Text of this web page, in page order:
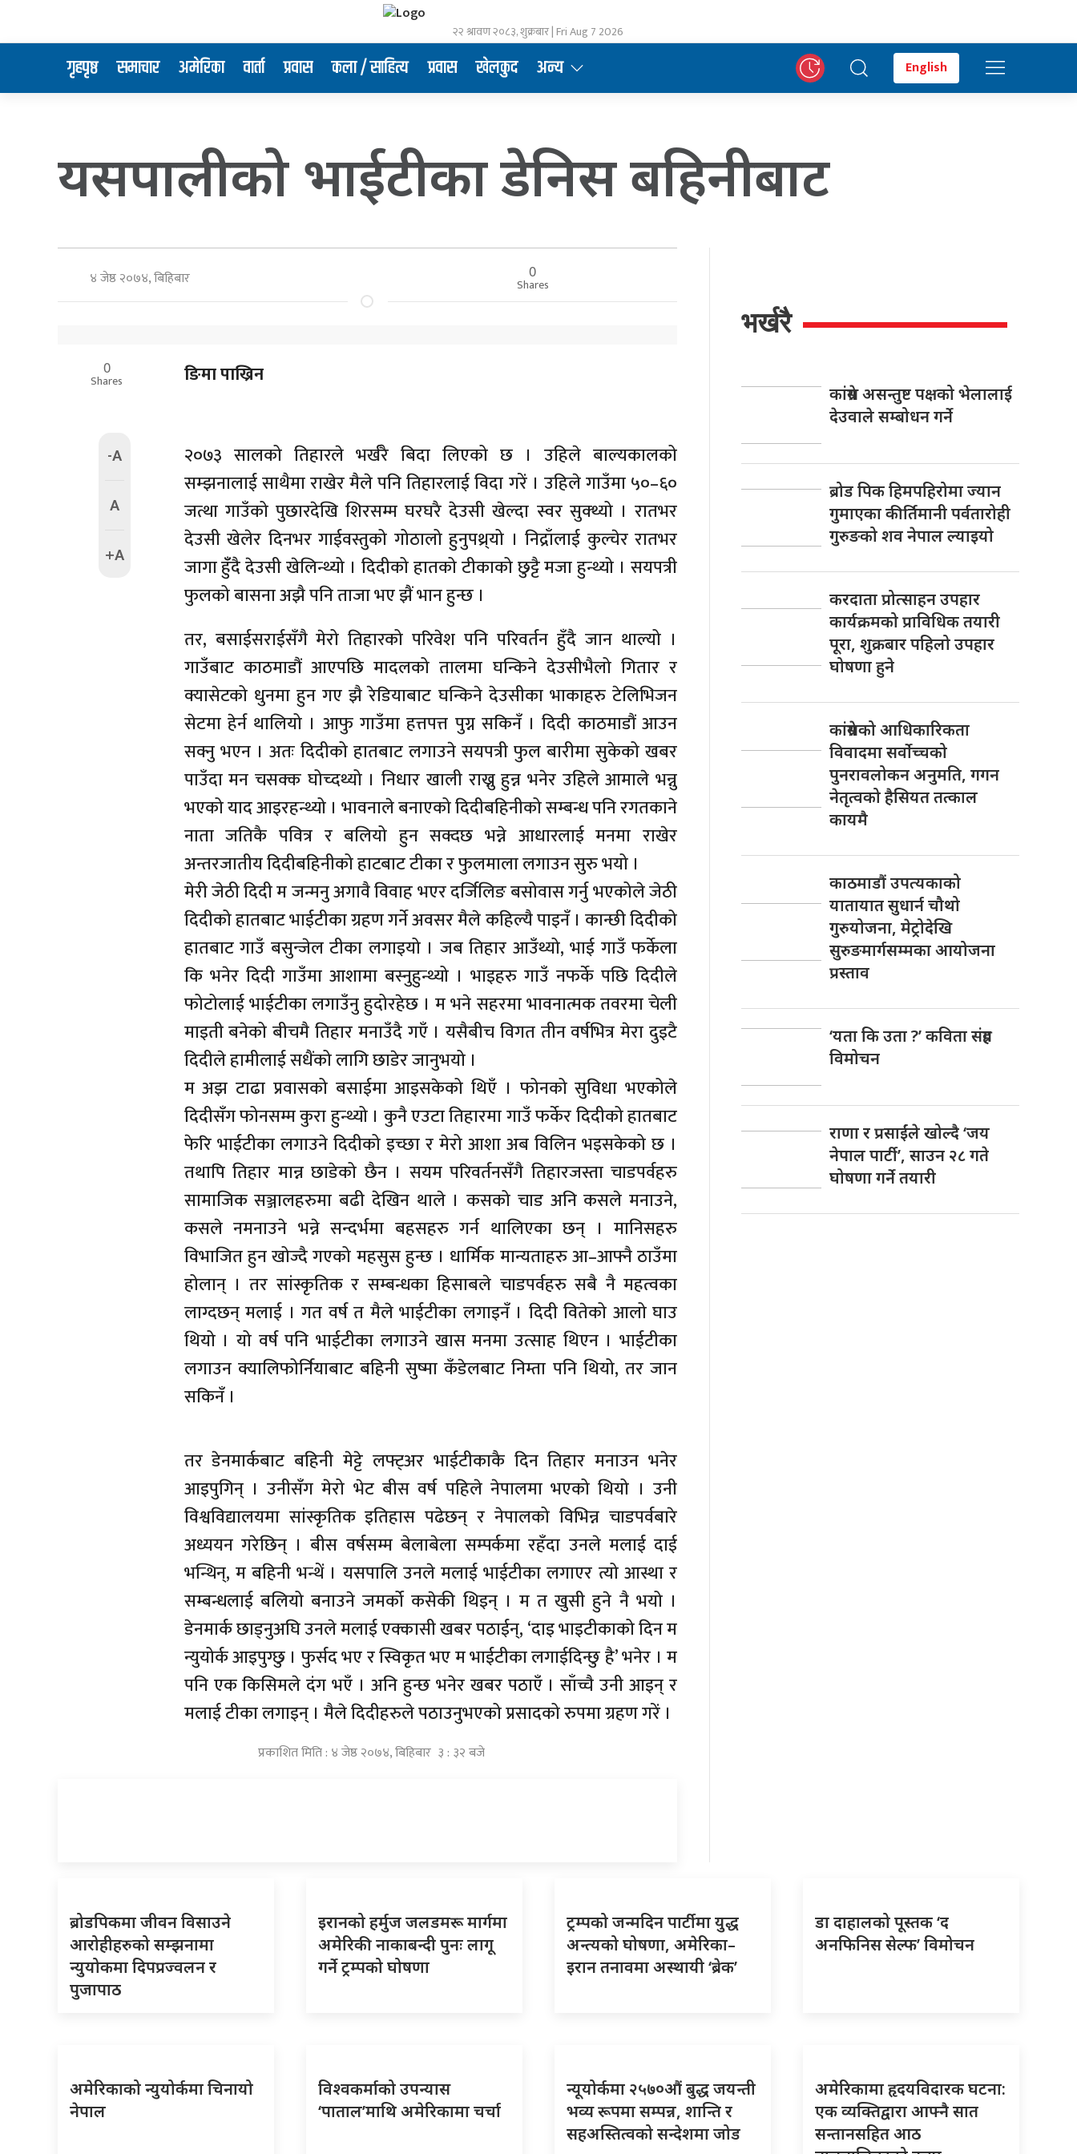
२२ श्रावण २०८३, शुक्रबार | Fri Aug 7 2026
गृहपृष्ठ समाचार अमेरिका वार्ता प्रवास कला / साहित्य प्रवास खेलकुद अन्य English
यसपालीको भाईटीका डेनिस बहिनीबाट
४ जेष्ठ २०७४, बिहिबार 0
Shares
0
Shares
-A
A
+A
ङिमा पाख्रिन
२०७३ सालको तिहारले भर्खरै बिदा लिएको छ । उहिले बाल्यकालको
सम्झनालाई साथैमा राखेर मैले पनि तिहारलाई विदा गरें । उहिले गाउँमा ५०–६०
जत्था गाउँको पुछारदेखि शिरसम्म घरघरै देउसी खेल्दा स्वर सुक्थ्यो । रातभर
देउसी खेलेर दिनभर गाईवस्तुको गोठालो हुनुपथ्र्यो । निद्राँलाई कुल्चेर रातभर
जागा हुँँदै देउसी खेलिन्थ्यो । दिदीको हातको टीकाको छुट्टै मजा हुन्थ्यो । सयपत्री
फुलको बासना अझै पनि ताजा भए झैं भान हुन्छ ।
तर, बसाईसराईसँगै मेरो तिहारको परिवेश पनि परिवर्तन हुँदै जान थाल्यो ।
गाउँबाट काठमाडौं आएपछि मादलको तालमा घन्किने देउसीभैलो गितार र
क्यासेटको धुनमा हुन गए झै रेडियाबाट घन्किने देउसीका भाकाहरु टेलिभिजन
सेटमा हेर्न थालियो । आफु गाउँमा हत्तपत्त पुग्न सकिनँ । दिदी काठमाडौं आउन
सक्नु भएन । अतः दिदीको हातबाट लगाउने सयपत्री फुल बारीमा सुकेको खबर
पाउँदा मन चसक्क घोच्दथ्यो । निधार खाली राख्नु हुन्न भनेर उहिले आमाले भन्नु
भएको याद आइरहन्थ्यो । भावनाले बनाएको दिदीबहिनीको सम्बन्ध पनि रगतकाने
नाता जतिकै पवित्र र बलियो हुन सक्दछ भन्ने आधारलाई मनमा राखेर
अन्तरजातीय दिदीबहिनीको हाटबाट टीका र फुलमाला लगाउन सुरु भयो ।
मेरी जेठी दिदी म जन्मनु अगावै विवाह भएर दर्जिलिङ बसोवास गर्नु भएकोले जेठी
दिदीको हातबाट भाईटीका ग्रहण गर्ने अवसर मैले कहिल्यै पाइनँ । कान्छी दिदीको
हातबाट गाउँ बसुन्जेल टीका लगाइयो । जब तिहार आउँथ्यो, भाई गाउँ फर्केला
कि भनेर दिदी गाउँमा आशामा बस्नुहुन्थ्यो । भाइहरु गाउँ नफर्के पछि दिदीले
फोटोलाई भाईटीका लगाउँनु हुदोरहेछ । म भने सहरमा भावनात्मक तवरमा चेली
माइती बनेको बीचमै तिहार मनाउँदै गएँ । यसैबीच विगत तीन वर्षभित्र मेरा दुइटै
दिदीले हामीलाई सधैंको लागि छाडेर जानुभयो ।
म अझ टाढा प्रवासको बसाईमा आइसकेको थिएँ । फोनको सुविधा भएकोले
दिदीसँग फोनसम्म कुरा हुन्थ्यो । कुनै एउटा तिहारमा गाउँ फर्केर दिदीको हातबाट
फेरि भाईटीका लगाउने दिदीको इच्छा र मेरो आशा अब विलिन भइसकेको छ ।
तथापि तिहार मान्न छाडेको छैन । सयम परिवर्तनसँगै तिहारजस्ता चाडपर्वहरु
सामाजिक सञ्जालहरुमा बढी देखिन थाले । कसको चाड अनि कसले मनाउने,
कसले नमनाउने भन्ने सन्दर्भमा बहसहरु गर्न थालिएका छन् । मानिसहरु
विभाजित हुन खोज्दै गएको महसुस हुन्छ । धार्मिक मान्यताहरु आ–आफ्नै ठाउँमा
होलान् । तर सांस्कृतिक र सम्बन्धका हिसाबले चाडपर्वहरु सबै नै महत्वका
लाग्दछन् मलाई । गत वर्ष त मैले भाईटीका लगाइनँ । दिदी वितेको आलो घाउ
थियो । यो वर्ष पनि भाईटीका लगाउने खास मनमा उत्साह थिएन । भाईटीका
लगाउन क्यालिफोर्नियाबाट बहिनी सुष्मा कँडेलबाट निम्ता पनि थियो, तर जान
सकिनँ ।
तर डेनमार्कबाट बहिनी मेट्टे लफ्ट्अर भाईटीकाकै दिन तिहार मनाउन भनेर
आइपुगिन् । उनीसँग मेरो भेट बीस वर्ष पहिले नेपालमा भएको थियो । उनी
विश्वविद्यालयमा सांस्कृतिक इतिहास पढेछन् र नेपालको विभिन्न चाडपर्वबारे
अध्ययन गरेछिन् । बीस वर्षसम्म बेलाबेला सम्पर्कमा रहँदा उनले मलाई दाई
भन्थिन्, म बहिनी भन्थें । यसपालि उनले मलाई भाईटीका लगाएर त्यो आस्था र
सम्बन्धलाई बलियो बनाउने जमर्को कसेकी थिइन् । म त खुसी हुने नै भयो ।
डेनमार्क छाड्नुअघि उनले मलाई एक्कासी खबर पठाईन्, ‘दाइ भाइटीकाको दिन म
न्युयोर्क आइपुग्छु । फुर्सद भए र स्विकृत भए म भाईटीका लगाईदिन्छु है’ भनेर । म
पनि एक किसिमले दंग भएँ । अनि हुन्छ भनेर खबर पठाएँ । साँच्चै उनी आइन् र
मलाई टीका लगाइन् । मैले दिदीहरुले पठाउनुभएको प्रसादको रुपमा ग्रहण गरें ।
प्रकाशित मिति : ४ जेष्ठ २०७४, बिहिबार ३ : ३२ बजे
भर्खरै
कांग्रेस असन्तुष्ट पक्षको भेलालाई
देउवाले सम्बोधन गर्ने
ब्रोड पिक हिमपहिरोमा ज्यान
गुमाएका कीर्तिमानी पर्वतारोही
गुरुङको शव नेपाल ल्याइयो
करदाता प्रोत्साहन उपहार
कार्यक्रमको प्राविधिक तयारी
पूरा, शुक्रबार पहिलो उपहार
घोषणा हुने
कांग्रेसको आधिकारिकता
विवादमा सर्वोच्चको
पुनरावलोकन अनुमति, गगन
नेतृत्वको हैसियत तत्काल
कायमै
काठमाडौं उपत्यकाको
यातायात सुधार्न चौथो
गुरुयोजना, मेट्रोदेखि
सुरुङमार्गसम्मका आयोजना
प्रस्ताव
‘यता कि उता ?’ कविता संग्रह
विमोचन
राणा र प्रसाईंले खोल्दै ‘जय
नेपाल पार्टी’, साउन २८ गते
घोषणा गर्ने तयारी
ब्रोडपिकमा जीवन विसाउने
आरोहीहरुको सम्झनामा
न्युयोकमा दिपप्रज्वलन र
पुजापाठ
इरानको हर्मुज जलडमरू मार्गमा
अमेरिकी नाकाबन्दी पुनः लागू
गर्ने ट्रम्पको घोषणा
ट्रम्पको जन्मदिन पार्टीमा युद्ध
अन्त्यको घोषणा, अमेरिका–
इरान तनावमा अस्थायी ‘ब्रेक’
डा दाहालको पूस्तक ‘द
अनफिनिस सेल्फ’ विमोचन
अमेरिकाको न्युयोर्कमा चिनायो
नेपाल
विश्वकर्माको उपन्यास
‘पाताल’माथि अमेरिकामा चर्चा
न्यूयोर्कमा २५७०औं बुद्ध जयन्ती
भव्य रूपमा सम्पन्न, शान्ति र
सहअस्तित्वको सन्देशमा जोड
अमेरिकामा हृदयविदारक घटना:
एक व्यक्तिद्वारा आफ्नै सात
सन्तानसहित आठ